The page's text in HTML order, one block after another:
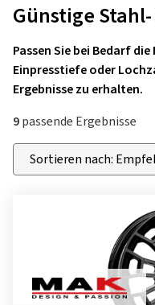
Günstige
Passen Sie bei Bedarf
Einpresstiefe oder
Ergebnisse zu erhalten.
9passende Ergebnisse